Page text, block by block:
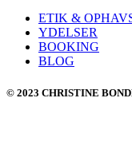
ETIK &
YDELSER
BOOKING
BLOG
© 2023 CHRISTINE